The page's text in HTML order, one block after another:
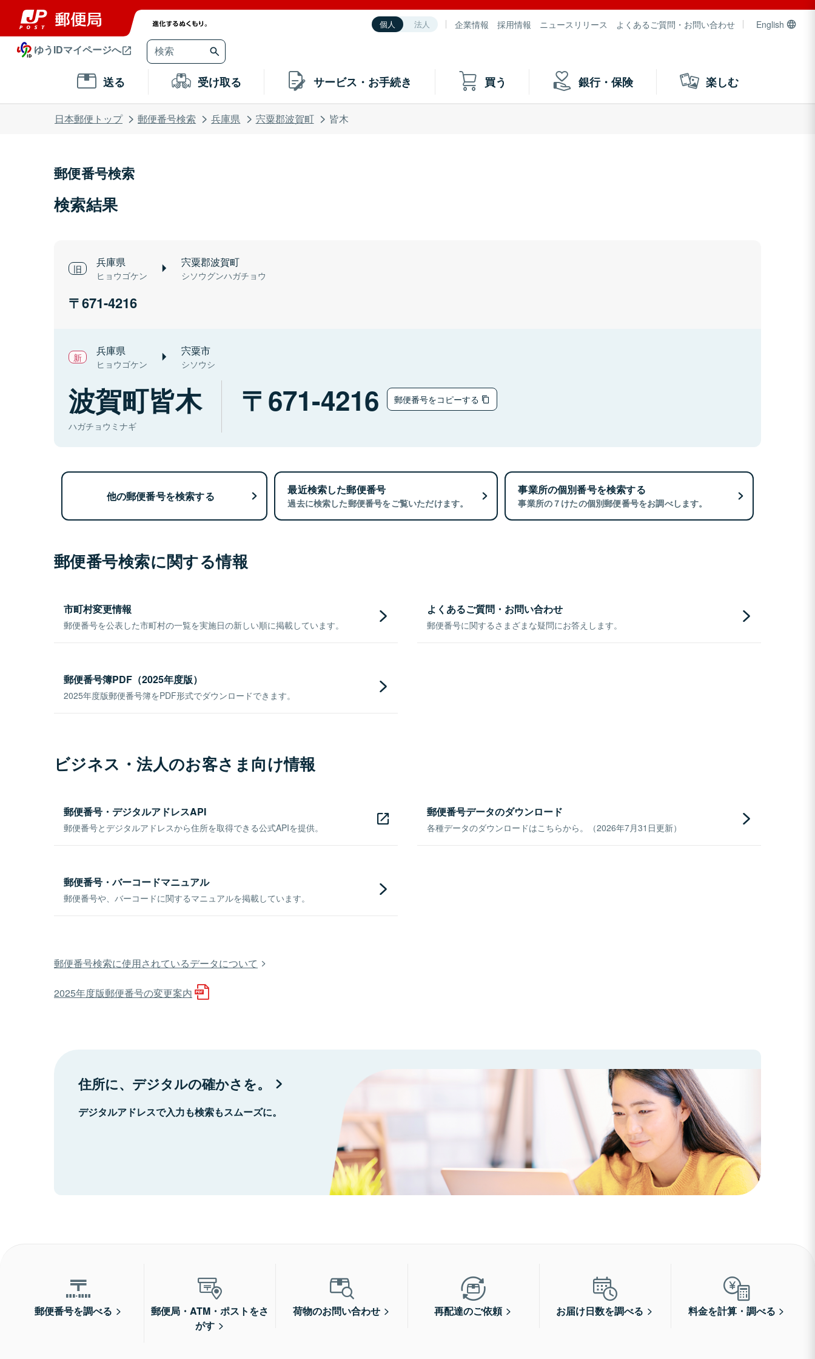
個人 法人 企業情報 採用情報 ニュースリリース よくあるご質問・お問い合わせ English
ゆうIDマイページへ
送る 受け取る サービス・お手続き 買う 銀行・保険 楽しむ
日本郵便トップ 郵便番号検索 兵庫県 宍粟郡波賀町 皆木
郵便番号検索
検索結果
兵庫県
ヒョウゴケン
宍粟郡波賀町
シソウグンハガチョウ
671-4216
兵庫県
ヒョウゴケン
宍粟市
シソウシ
波賀町皆木
ハガチョウミナギ
671-4216 郵便番号をコピーする
他の郵便番号を検索する 最近検索した郵便番号
過去に検索した郵便番号をご覧いただけます。
事業所の個別番号を検索する
事業所の７けたの個別郵便番号をお調べします。
郵便番号検索に関する情報
市町村変更情報
郵便番号を公表した市町村の一覧を実施日の新しい順に掲載しています。
よくあるご質問・お問い合わせ
郵便番号に関するさまざまな疑問にお答えします。
郵便番号簿PDF（2025年度版）
2025年度版郵便番号簿をPDF形式でダウンロードできます。
ビジネス・法人のお客さま向け情報
郵便番号・デジタルアドレスAPI
郵便番号とデジタルアドレスから住所を取得できる公式APIを提供。
郵便番号データのダウンロード
各種データのダウンロードはこちらから。（2026年7月31日更新）
郵便番号・バーコードマニュアル
郵便番号や、バーコードに関するマニュアルを掲載しています。
郵便番号検索に使用されているデータについて
2025年度版郵便番号の変更案内
住所に、デジタルの確かさを。
デジタルアドレスで入力も検索もスムーズに。
郵便番号を調べる
郵便局・ATM・ポストをさ
がす
荷物のお問い合わせ 再配達のご依頼 お届け日数を調べる 料金を計算・調べる